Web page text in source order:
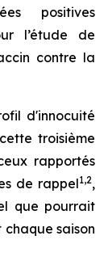
positives
l’étude de
contre la
d'innocuité
troisième
rapportés
de rappel1,2,
que pourrait
saison